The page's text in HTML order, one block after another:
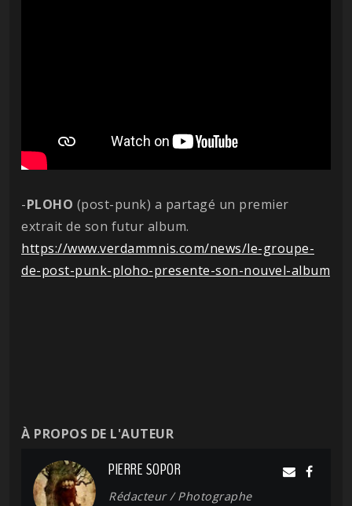
-PLOHO (post-punk) a partagé un premier
extrait de son futur album.
https://www.verdammnis.com/news/le-groupe-
de-post-punk-ploho-presente-son-nouvel-album
À PROPOS DE L'AUTEUR
PIERRE SOPOR
Rédacteur / Photographe